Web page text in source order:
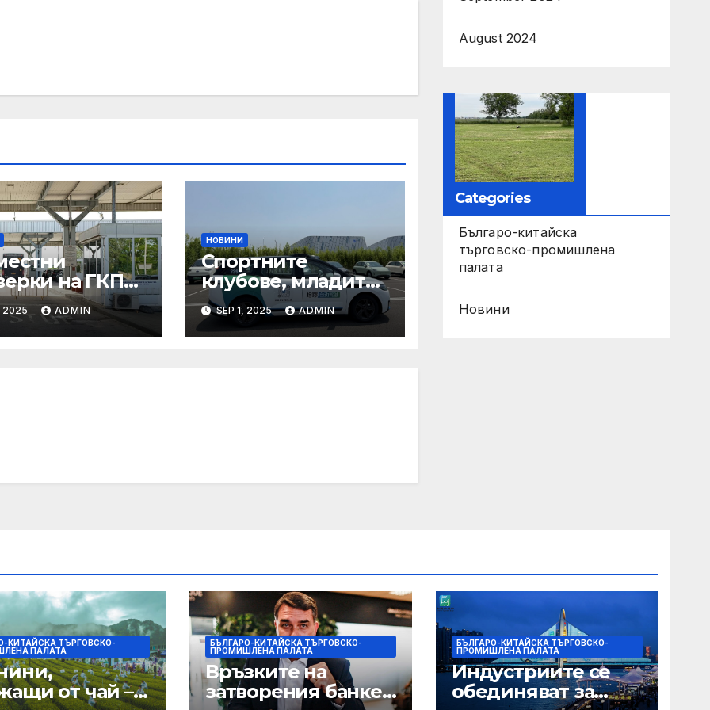
на ГКПП:
и
2025 ADMIN
НОВИНИ
Спортните
клубове, младите
ни атлети и
техните треньори
имат нужда от
SEP 1, 2025 ADMIN
August 2024
Categories
Българо-китайска
търговско-промишлена
палата
Новини
КИТАЙСКА ТЪРГОВСКО-
ПАЛАТА
от чай –
БЪЛГАРО-КИТАЙСКА ТЪРГОВСКО-
ПРОМИШЛЕНА ПАЛАТА
Връзките на
затворения банкер
БЪЛГАРО-КИТАЙСКА ТЪРГОВСКО-
ПРОМИШЛЕНА ПАЛАТА
Индустриите се
обединяват за